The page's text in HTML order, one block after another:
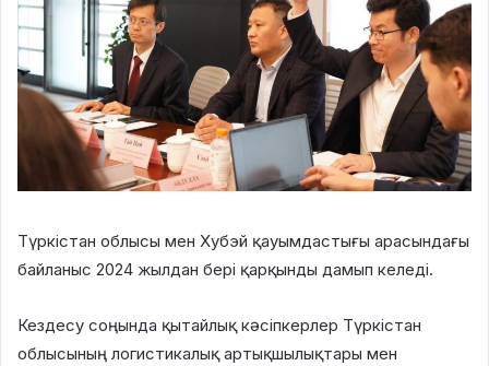
Түркістан облысы мен Хубэй қауымдастығы арасындағы
байланыс 2024 жылдан бері қарқынды дамып келеді.
Кездесу соңында қытайлық кәсіпкерлер Түркістан
облысының логистикалық артықшылықтары мен